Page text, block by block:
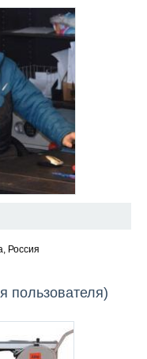
Россия
пользователя)